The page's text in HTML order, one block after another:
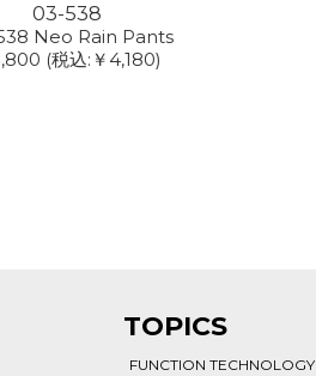
03-538
Neo Rain Pants
(税込:￥4,180)
TOPICS
FUNCTION TECHNOLOGY